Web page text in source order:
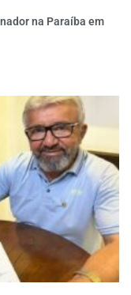
na Paraíba em